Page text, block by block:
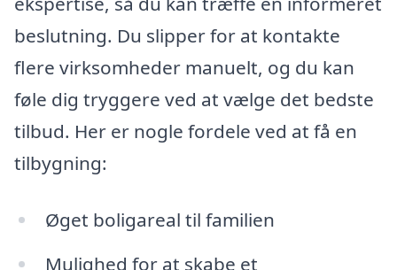
beslutning. Du slipper for at kontakte
flere virksomheder manuelt, og du kan
føle dig tryggere ved at vælge det bedste
tilbud. Her er nogle fordele ved at få en
tilbygning:
Øget boligareal til familien
Mulighed for at skabe et